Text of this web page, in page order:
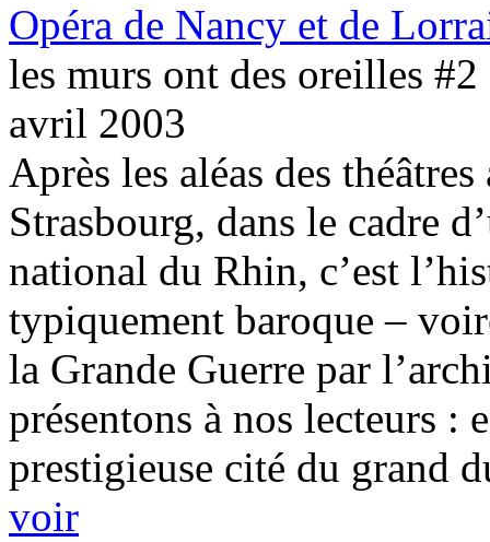
Opéra de Nancy et de
les murs ont des oreilles #2
avril 2003
Après les aléas des
Strasbourg, dans le cadre
national du Rhin, c’est
typiquement baroque –
la Grande Guerre par
présentons à nos lecteurs :
prestigieuse cité du grand
voir